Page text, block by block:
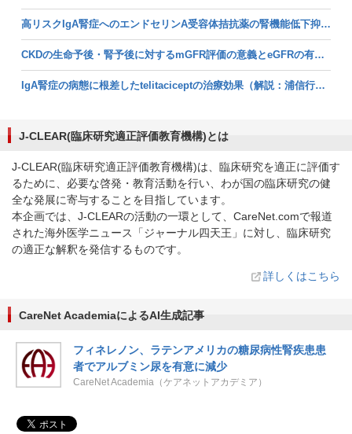
高リスクIgA腎症へのエンドセリンA受容体拮抗薬の腎機能低下抑制効果？（解説：浦信行氏） (2026/07/31掲載)
CKDの生命予後・腎予後に対するmGFR評価の意義とeGFRの有用性（解説：浦信行氏） (2026/07/29掲載)
IgA腎症の病態に根差したtelitaciceptの治療効果（解説：浦信行氏） (2026/06/09掲載)
J-CLEAR(臨床研究適正評価教育機構)とは
J-CLEAR(臨床研究適正評価教育機構)は、臨床研究を適正に評価す
るために、必要な啓発・教育活動を行い、わが国の臨床研究の健
全な発展に寄与することを目指しています。
本企画では、J-CLEARの活動の一環として、CareNet.comで報道
された海外医学ニュース「ジャーナル四天王」に対し、臨床研究
の適正な解釈を発信するものです。
詳しくはこちら
CareNet AcademiaによるAI生成記事
フィネレノン、ラテンアメリカの糖尿病性腎疾患患
者でアルブミン尿を有意に減少
CareNet Academia（ケアネットアカデミア）